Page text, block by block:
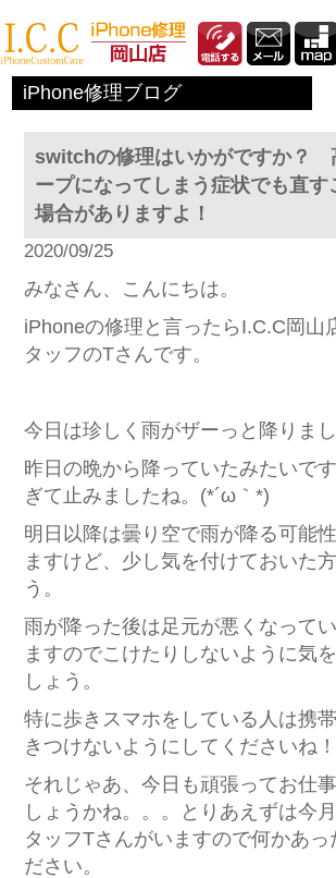
iPhone修理ブログ
switchの修理はいかがですか？
ープになってしまう症状でも直す
場合がありますよ！
2020/09/25
みなさん、こんにちは。
iPhoneの修理と言ったらI.C.C岡
タッフのTさんです。
今日は珍しく雨がザーっと降りまし
昨日の晩から降っていたみたいで
ぎて止みましたね。(*´ω｀*)
明日以降は曇り空で雨が降る可能
ますけど、少し気を付けておいた
う。
雨が降った後は足元が悪くなって
ますのでこけたりしないように気
しょう。
特に歩きスマホをしている人は携
きつけないようにしてくださいね！
それじゃあ、今日も頑張ってお仕
しょうかね。。。とりあえずは今
タッフTさんがいますので何かあっ
ださい。